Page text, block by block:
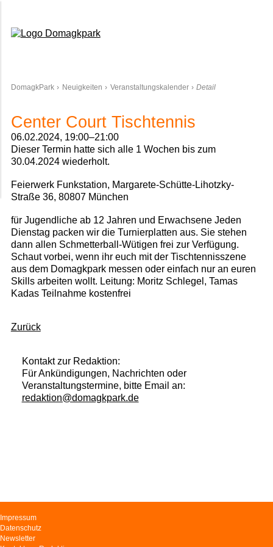
DomagkPark Neuigkeiten Veranstaltungskalender Detail
Center Court Tischtennis
06.02.2024, 19:00–21:00
Dieser Termin hatte sich alle 1 Wochen bis zum
30.04.2024 wiederholt.
Feierwerk Funkstation, Margarete-Schütte-Lihotzky-
Straße 36, 80807 München
für Jugendliche ab 12 Jahren und Erwachsene Jeden
Dienstag packen wir die Turnierplatten aus. Sie stehen
dann allen Schmetterball-Wütigen frei zur Verfügung.
Schaut vorbei, wenn ihr euch mit der Tischtennisszene
aus dem Domagkpark messen oder einfach nur an euren
Skills arbeiten wollt. Leitung: Moritz Schlegel, Tamas
Kadas Teilnahme kostenfrei
Zurück
Kontakt zur Redaktion:
Für Ankündigungen, Nachrichten oder
Veranstaltungstermine, bitte Email an:
redaktion@domagkpark.de
Navigation
überspringen
Impressum
Datenschutz
Newsletter